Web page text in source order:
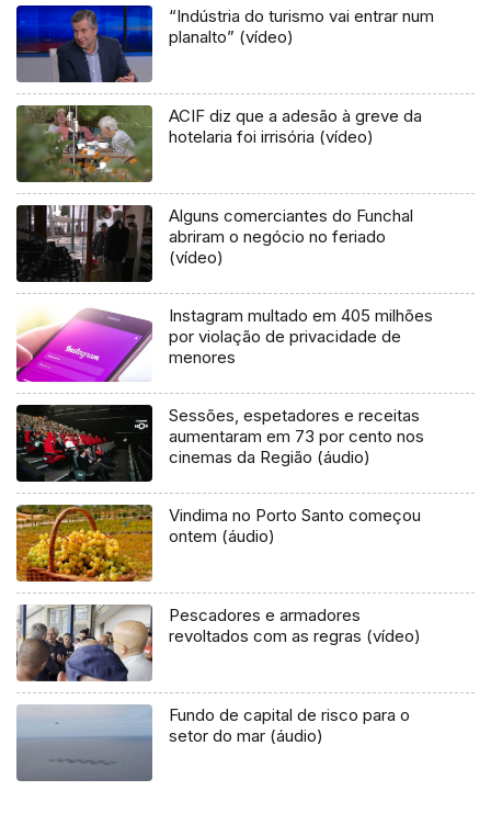
“Indústria do turismo vai entrar num
planalto” (vídeo)
ACIF diz que a adesão à greve da
hotelaria foi irrisória (vídeo)
Alguns comerciantes do Funchal
abriram o negócio no feriado
(vídeo)
Instagram multado em 405 milhões
por violação de privacidade de
menores
Sessões, espetadores e receitas
aumentaram em 73 por cento nos
cinemas da Região (áudio)
Vindima no Porto Santo começou
ontem (áudio)
Pescadores e armadores
revoltados com as regras (vídeo)
Fundo de capital de risco para o
setor do mar (áudio)